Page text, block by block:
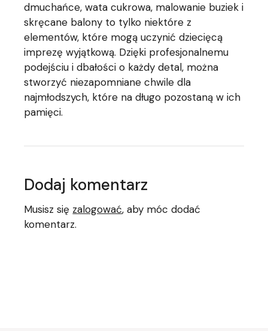
dmuchańce, wata cukrowa, malowanie buziek i
skręcane balony to tylko niektóre z
elementów, które mogą uczynić dziecięcą
imprezę wyjątkową. Dzięki profesjonalnemu
podejściu i dbałości o każdy detal, można
stworzyć niezapomniane chwile dla
najmłodszych, które na długo pozostaną w ich
pamięci.
Dodaj komentarz
Musisz się zalogować, aby móc dodać
komentarz.